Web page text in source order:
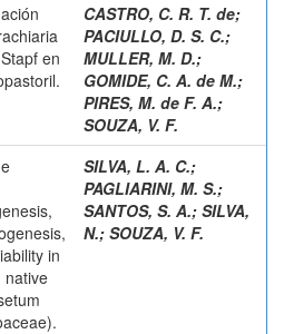
en
CASTRO, C. R. T. de;
PACIULLO, D. S. C.;
MULLER, M. D.;
GOMIDE, C. A. de M.;
PIRES, M. de F. A.;
SOUZA, V. F.
in
native
SILVA, L. A. C.;
PAGLIARINI, M. S.;
SANTOS, S. A.; SILVA,
N.; SOUZA, V. F.